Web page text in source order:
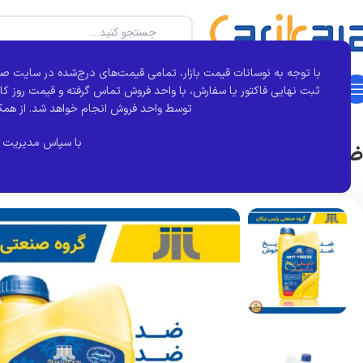
با توجه به نوسانات قیمت بازار، تمامی قیمت‌های درج‌شده در سایت
ثبت نهایی فاکتور یا سفارش، با واحد فروش تماس گرفته و قیمت روز
توسط واحد فروش انجام خواهد شد. از
با سپاس
دسته بندی محصولات خانهبجورتماس با مادرباره کارآی کالا مقالات خانه برند قطعه پارس نیکان ضد یخ یک لیتری | پارس نیکان
ضد یخ یک لیتری | پارس نیکان